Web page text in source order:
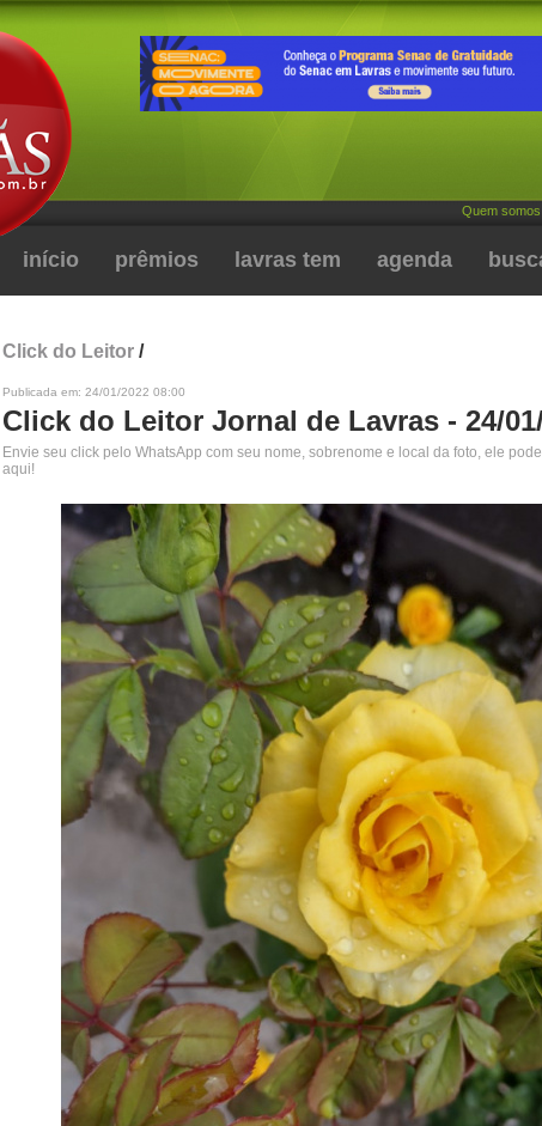
Quem somos
início prêmios lavras tem agenda
Click do Leitor /
Publicada em: 24/01/2022 08:00
Click do Leitor Jornal de Lavras - 24/
Envie seu click pelo WhatsApp com seu nome, sobrenome e local da foto, ele
aqui!